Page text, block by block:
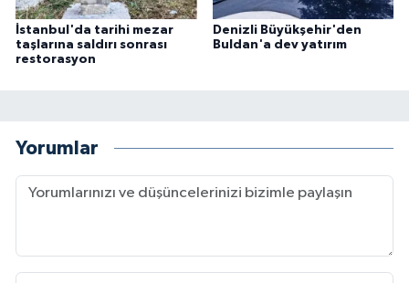
İstanbul'da tarihi mezar
taşlarına saldırı sonrası
restorasyon
Denizli Büyükşehir'den
Buldan'a dev yatırım
Yorumlar